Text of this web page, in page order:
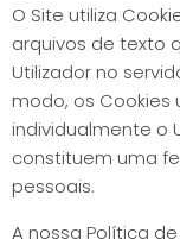
O Site utiliza
arquivos de texto
Utilizador no
modo, os Cookies
individualmente o
constituem uma
pessoais.
A nossa Política